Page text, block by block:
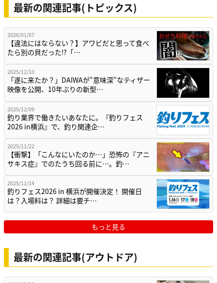
最新の関連記事(トピックス)
2026/01/07
【違法にはならない？】アワビだと思って食べ
たら別の貝だった⁉「…
2025/12/10
「遂に来たか？」DAIWAが“意味深”なティザー
映像を公開、10年ぶりの新型…
2025/12/09
釣り業界で働きたいあなたに。『釣りフェス
2026 in横浜』で、釣り関連企…
2025/11/22
【衝撃】「こんなにいたのか…」恐怖の『アニ
サキス症』でのたうち回る前に…。釣…
2025/11/14
釣りフェス2026 in 横浜が開催決定！ 開催日
は？入場料は？ 詳細は要チ…
もっと見る
最新の関連記事(アウトドア)